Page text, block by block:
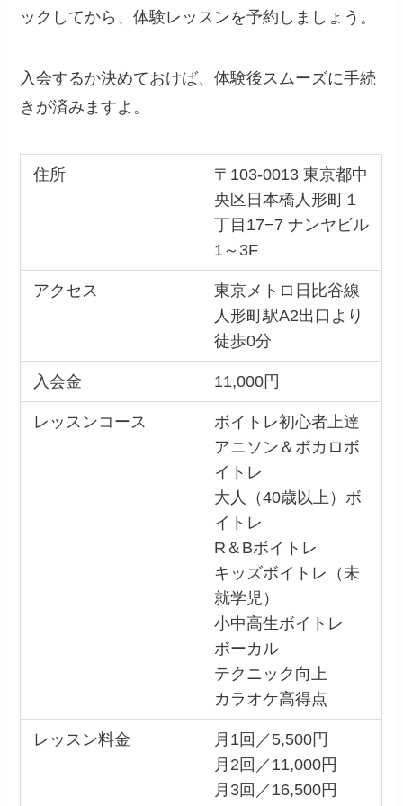
ックしてから、体験レッスンを予約しましょう。
入会するか決めておけば、体験後スムーズに手続
きが済みますよ。
住所
〒103-0013 東京都中
央区日本橋人形町１
丁目17−7 ナンヤビル
1～3F
アクセス
東京メトロ日比谷線
人形町駅A2出口より
徒歩0分
入会金 11,000円
レッスンコース
ボイトレ初心者上達
アニソン＆ボカロボ
イトレ
大人（40歳以上）ボ
イトレ
R＆Bボイトレ
キッズボイトレ（未
就学児）
小中高生ボイトレ
ボーカル
テクニック向上
カラオケ高得点
レッスン料金
月1回／5,500円
月2回／11,000円
月3回／16,500円